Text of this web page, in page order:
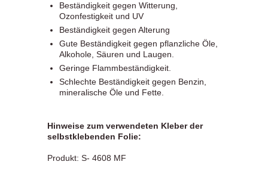
Beständigkeit gegen Witterung,
Ozonfestigkeit und UV
Beständigkeit gegen Alterung
Gute Beständigkeit gegen pflanzliche Öle,
Alkohole, Säuren und Laugen.
Geringe Flammbeständigkeit.
Schlechte Beständigkeit gegen Benzin,
mineralische Öle und Fette.
Hinweise zum verwendeten Kleber der
selbstklebenden Folie:
Produkt: S- 4608 MF